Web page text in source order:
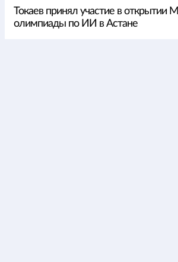
Токаев принял участие в открытии
олимпиады по ИИ в Астане